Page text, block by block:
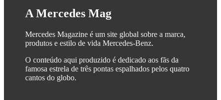
A Mercedes Mag
Mercedes Magazine é um site global sobre a marca,
produtos e estilo de vida Mercedes-Benz.
O conteúdo aqui produzido é dedicado aos fãs da
famosa estrela de três pontas espalhados pelos quatro
cantos do globo.